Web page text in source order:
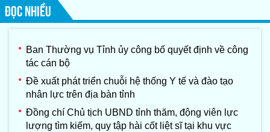
ĐỌC NHIỀU
Ban Thường vụ Tỉnh ủy công bố quyết định về công
tác cán bộ
Đề xuất phát triển chuỗi hệ thống Y tế và đào tạo
nhân lực trên địa bàn tỉnh
Đồng chí Chủ tịch UBND tỉnh thăm, động viên lực
lượng tìm kiếm, quy tập hài cốt liệt sĩ tại khu vực